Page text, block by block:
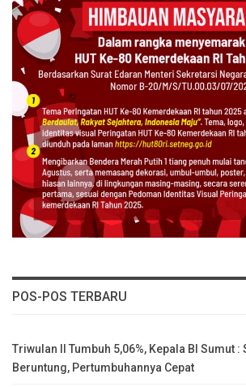
POS-POS TERBARU
Triwulan II Tumbuh 5,06%, Kepala BI Sumut :
Beruntung, Pertumbuhannya Cepat